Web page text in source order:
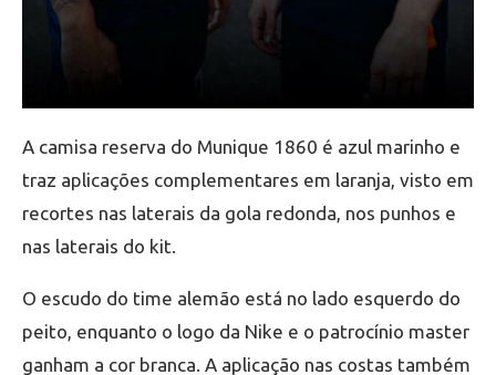
A camisa reserva do Munique 1860 é azul marinho e
traz aplicações complementares em laranja, visto em
recortes nas laterais da gola redonda, nos punhos e
nas laterais do kit.
O escudo do time alemão está no lado esquerdo do
peito, enquanto o logo da Nike e o patrocínio master
ganham a cor branca. A aplicação nas costas também